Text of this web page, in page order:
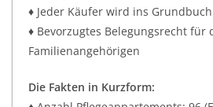
♦ Jeder Käufer wird ins
♦ Bevorzugtes Belegungsrecht für
Familienangehörigen
Die Fakten in Kurzform: